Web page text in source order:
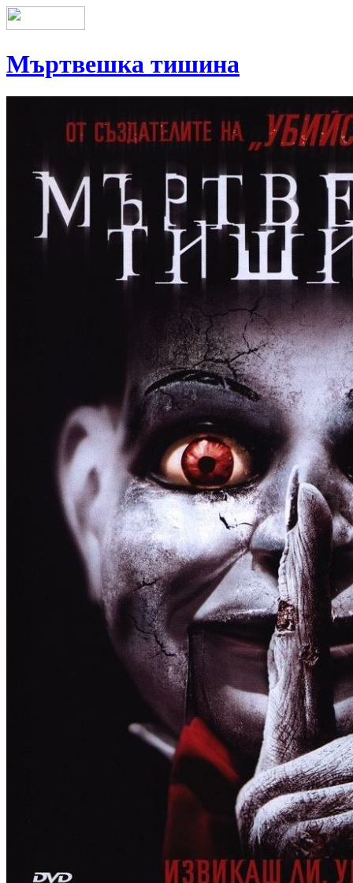
Мъртвешка тишина